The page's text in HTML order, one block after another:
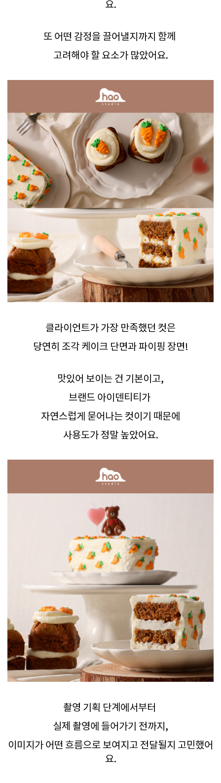
요.
또 어떤 감정을 끌어낼지까지 함께
고려해야 할 요소가 많았어요.
클라이언트가 가장 만족했던 컷은
당연히 조각 케이크 단면과 파이핑 장면!
맛있어 보이는 건 기본이고,
브랜드 아이덴티티가
자연스럽게 묻어나는 컷이기 때문에
사용도가 정말 높았어요.
촬영 기획 단계에서부터
실제 촬영에 들어가기 전까지,
이미지가 어떤 흐름으로 보여지고 전달될지 고민했어
요.